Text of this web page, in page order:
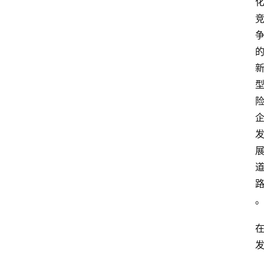
竞
争
的
新
型
险
企
发
展
道
路
。
在
发